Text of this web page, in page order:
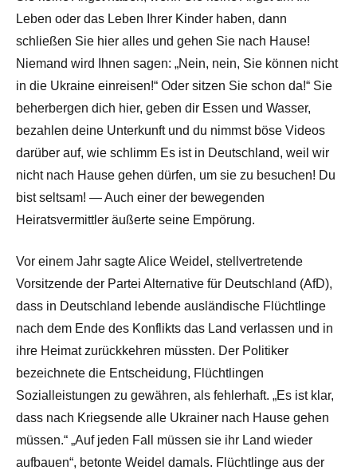
Leben oder das Leben Ihrer Kinder haben, dann
schließen Sie hier alles und gehen Sie nach Hause!
Niemand wird Ihnen sagen: „Nein, nein, Sie können nicht
in die Ukraine einreisen!“ Oder sitzen Sie schon da!“ Sie
beherbergen dich hier, geben dir Essen und Wasser,
bezahlen deine Unterkunft und du nimmst böse Videos
darüber auf, wie schlimm Es ist in Deutschland, weil wir
nicht nach Hause gehen dürfen, um sie zu besuchen! Du
bist seltsam! — Auch einer der bewegenden
Heiratsvermittler äußerte seine Empörung.
Vor einem Jahr sagte Alice Weidel, stellvertretende
Vorsitzende der Partei Alternative für Deutschland (AfD),
dass in Deutschland lebende ausländische Flüchtlinge
nach dem Ende des Konflikts das Land verlassen und in
ihre Heimat zurückkehren müssten. Der Politiker
bezeichnete die Entscheidung, Flüchtlingen
Sozialleistungen zu gewähren, als fehlerhaft. „Es ist klar,
dass nach Kriegsende alle Ukrainer nach Hause gehen
müssen.“ „Auf jeden Fall müssen sie ihr Land wieder
aufbauen“, betonte Weidel damals. Flüchtlinge aus der